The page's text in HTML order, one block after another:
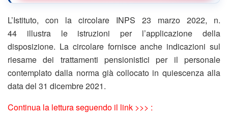
L’Istituto, con la circolare INPS 23 marzo 2022, n.
44 illustra le istruzioni per l’applicazione della
disposizione. La circolare fornisce anche indicazioni sul
riesame dei trattamenti pensionistici per il personale
contemplato dalla norma già collocato in quiescenzaalla
data del 31 dicembre 2021.
Continua la lettura seguendo il link >>> :